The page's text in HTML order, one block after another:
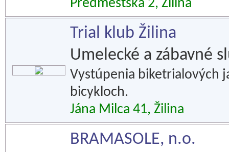
Predmestská 2, Žilina
Trial klub Žilina
Umelecké a zábavné
Vystúpenia biketrialových
bicykloch.
Jána Milca 41, Žilina
BRAMASOLE, n.o.